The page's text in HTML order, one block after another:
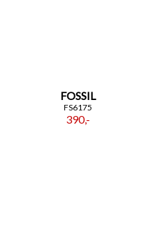
FOSSIL
FS6175
390,-